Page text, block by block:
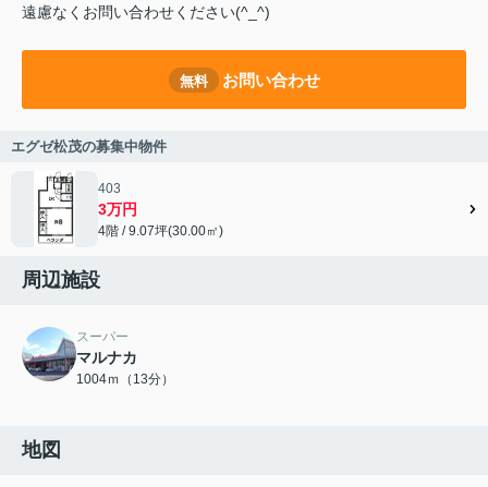
遠慮なくお問い合わせください(^_^)
無料 お問い合わせ
エグゼ松茂の募集中物件
403
3万円
4階 / 9.07坪(30.00㎡)
周辺施設
スーパー
マルナカ
1004ｍ（13分）
地図